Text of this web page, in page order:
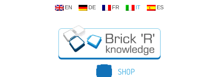
EN DE FR IT ES
SHOP